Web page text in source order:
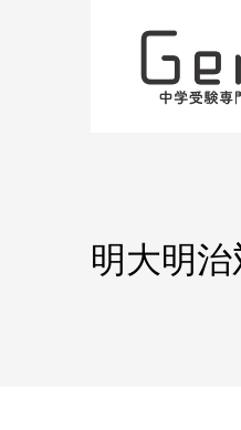
明大明治